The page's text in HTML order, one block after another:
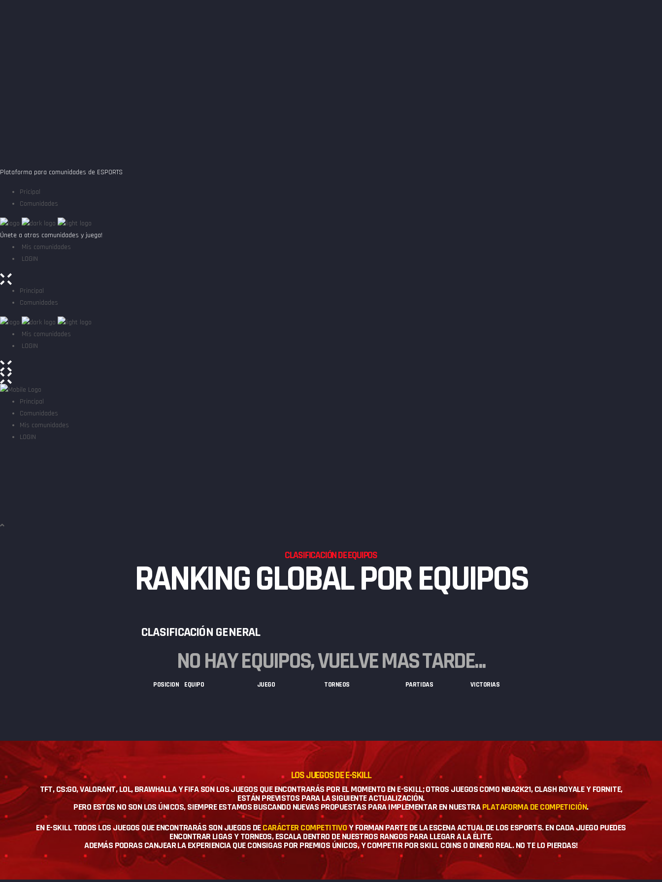
Plataforma para comunidades de ESPORTS
Pricipal
Comunidades
Únete a otras comunidades y juega!
Mis comunidades
LOGIN
Principal
Comunidades
Mis comunidades
LOGIN
Principal
Comunidades
Mis comunidades
LOGIN
CLASIFICACIÓN DE EQUIPOS
RANKING GLOBAL POR EQUIPOS
CLASIFICACIÓN GENERAL
NO HAY EQUIPOS, VUELVE MÁS TARDE...
POSICION EQUIPO JUEGO TORNEOS PARTIDAS VICTORIAS
LOS JUEGOS DE E-SKILL
TFT, CS:GO, VALORANT, LOL, BRAWHALLA Y FIFA SON LOS JUEGOS QUE ENCONTRARÁS POR EL MOMENTO EN E-SKILL; OTROS JUEGOS COMO NBA2K21, CLASH ROYALE Y FORNITE,
ESTÁN PREVISTOS PARA LA SIGUIENTE ACTUALIZACIÓN.
PERO ESTOS NO SON LOS ÚNICOS, SIEMPRE ESTAMOS BUSCANDO NUEVAS PROPUESTAS PARA IMPLEMENTAR EN NUESTRAPLATAFORMA DE COMPETICIÓN.
EN E-SKILL TODOS LOS JUEGOS QUE ENCONTRARÁS SON JUEGOS DECARÁCTER COMPETITIVOY FORMAN PARTE DE LA ESCENA ACTUAL DE LOS ESPORTS. EN CADA JUEGO PUEDES
ENCONTRAR LIGAS Y TORNEOS, ESCALA DENTRO DE NUESTROS RANGOS PARA LLEGAR A LA ÉLITE.
ADEMÁS PODRAS CANJEAR LA EXPERIENCIA QUE CONSIGAS POR PREMIOS ÚNICOS, Y COMPETIR POR SKILL COINS O DINERO REAL. NO TE LO PIERDAS!